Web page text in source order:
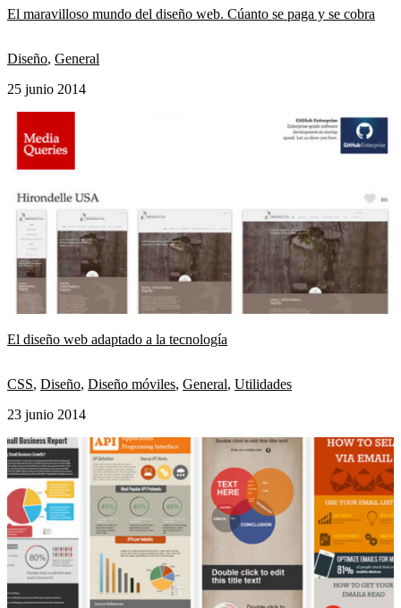
El maravilloso mundo del diseño web. Cúanto se paga y se cobra
Diseño, General
25 junio 2014
El diseño web adaptado a la tecnología
CSS, Diseño, Diseño móviles, General, Utilidades
23 junio 2014